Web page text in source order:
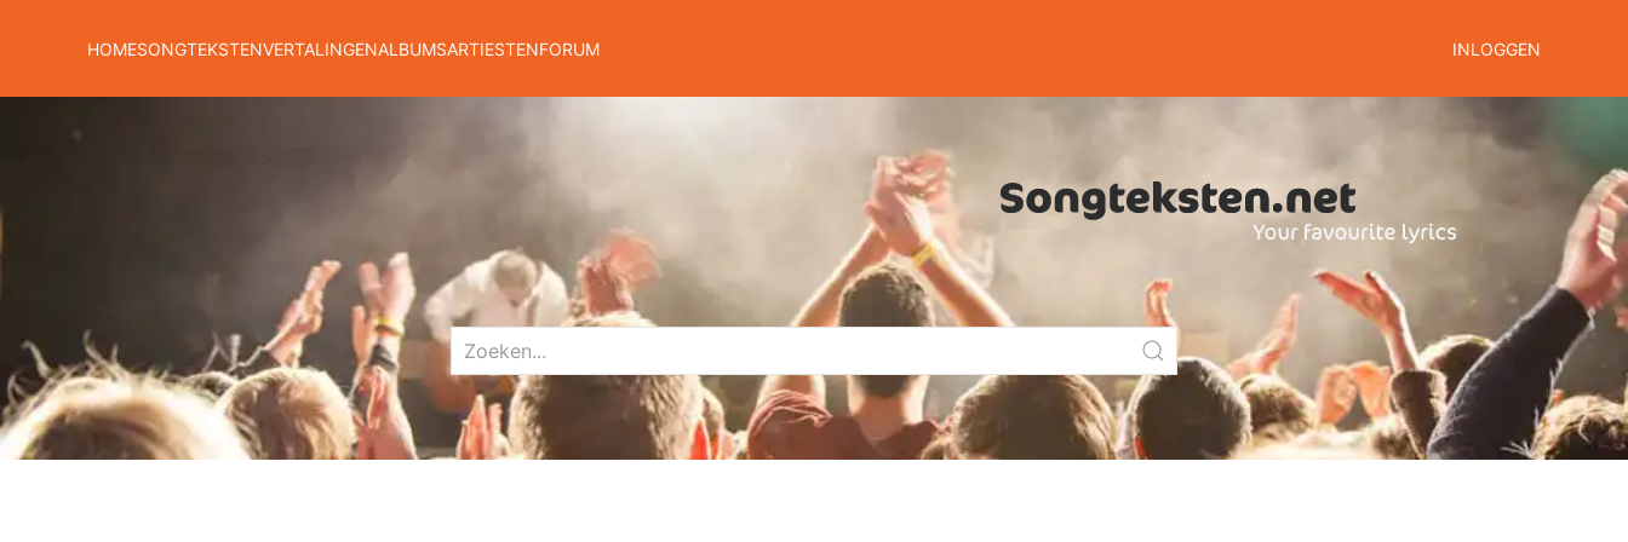
HOMESONGTEKSTENVERTALINGENALBUMSARTIESTENFORUM INLOGGEN